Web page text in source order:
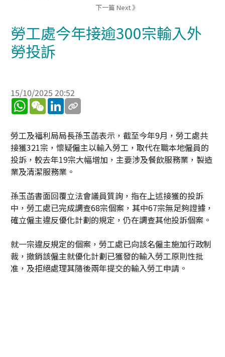
下一篇 Next 》
勞工處今年接逾300宗輸入外
勞投訴
15/10/2025 20:52
WhatsApp
WeChatLinkedIn
勞工及福利局局長孫玉菡表示，截至今年9月，勞工處共
接獲321宗，懷疑僱主以輸入勞工，取代在職本地僱員的
投訴，較去年19宗大幅增加，主要涉及餐飲服務業，製造
業及清潔服務業。
孫玉菡書面回覆立法會議員質詢，指在上述接獲的投訴
中，勞工處已完成調查68宗個案，其中67宗無足夠證據，
確立僱主違反優化計劃的規定，仍在調查其他投訴個案。
就一宗違反規定的個案，勞工處已向該名僱主施加行政制
裁，撤銷該僱主就優化計劃已獲發的輸入勞工原則性批
准，及拒絕處理其隨後兩年提交的輸入勞工申請。